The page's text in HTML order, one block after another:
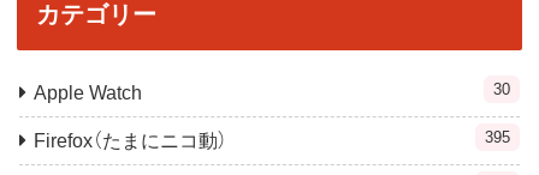
カテゴリー
Apple Watch 30
Firefox（たまにニコ動） 395